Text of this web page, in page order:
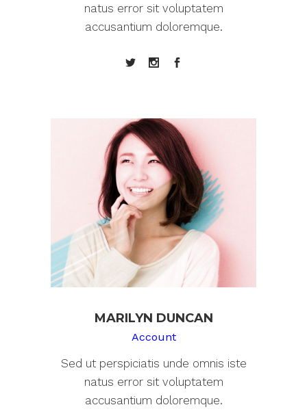
natus error sit voluptatem
accusantium doloremque.
MARILYN DUNCAN
Account
Sed ut perspiciatis unde omnis iste
natus error sit voluptatem
accusantium doloremque.